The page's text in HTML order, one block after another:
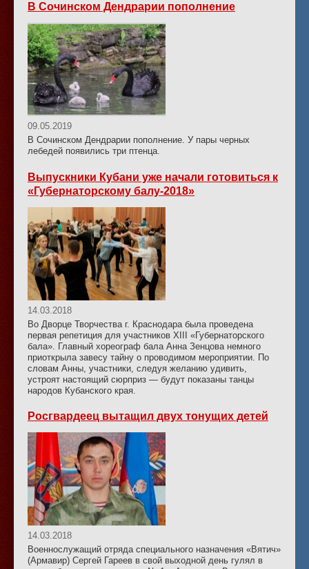
В Сочинском Дендрарии пополнение
09.05.2019
В Сочинском Дендрарии пополнение. У пары черных
лебедей появились три птенца.
Выпускники Кубани уже начали готовиться к
«Губернаторскому балу-2018»
14.03.2018
Во Дворце Творчества г. Краснодара была проведена
первая репетиция для участников XIII «Губернаторского
бала». Главный хореограф бала Анна Зенцова немного
приоткрыла завесу тайну о проводимом мероприятии. По
словам Анны, участники, следуя желанию удивить,
устроят настоящий сюрприз — будут показаны танцы
народов Кубанского края.
Росгвардеец вытащил двух тонущих детей
14.03.2018
Военнослужащий отряда специального назначения «Вятич»
(Армавир) Сергей Гареев в свой выходной день гулял в